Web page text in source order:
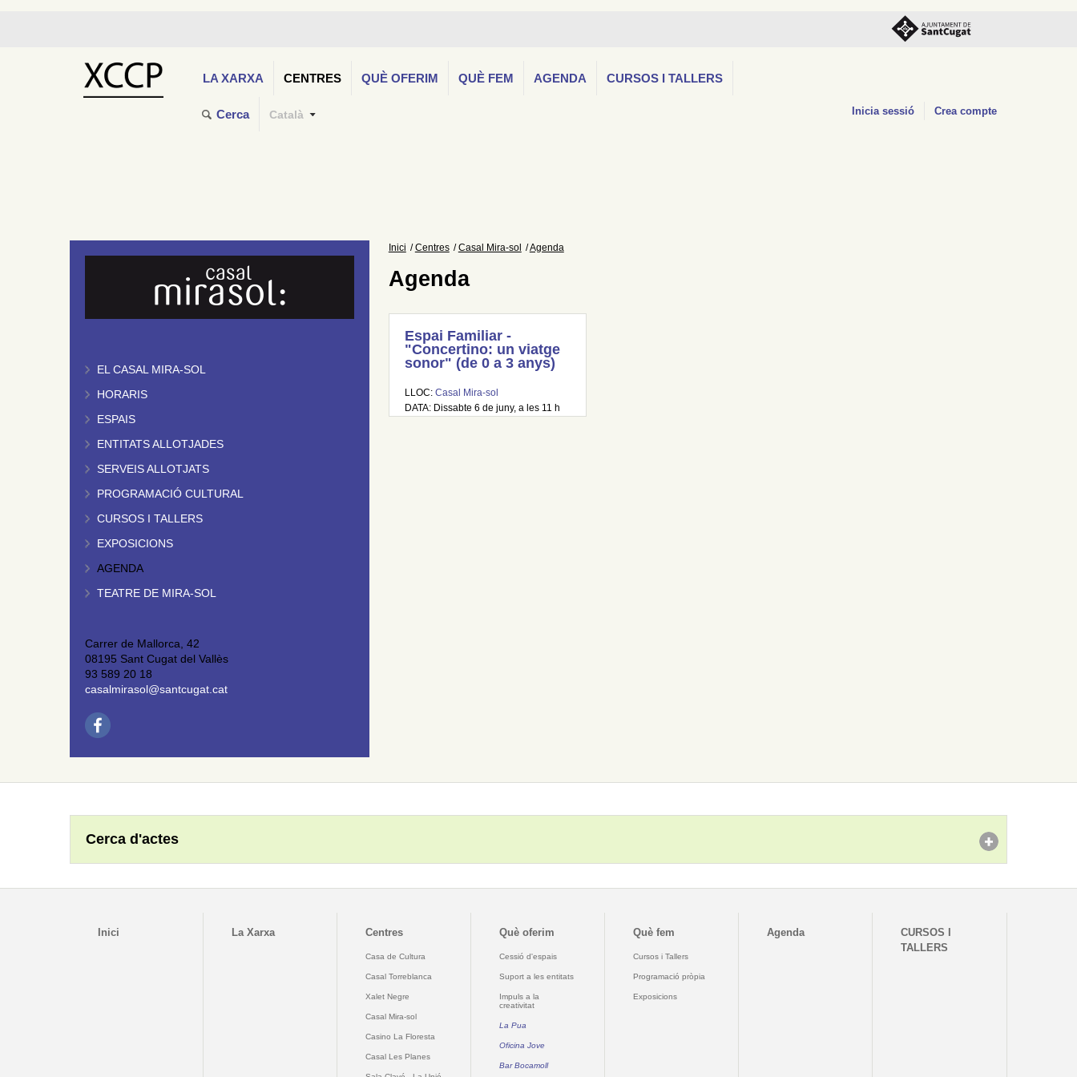
LA XARXA CENTRES QUÈ OFERIM QUÈ FEM AGENDA CURSOS I TALLERS
Cerca Català Inicia sessió Crea compte
EL CASAL MIRA-SOL
HORARIS
ESPAIS
ENTITATS ALLOTJADES
SERVEIS ALLOTJATS
PROGRAMACIÓ CULTURAL
CURSOS I TALLERS
EXPOSICIONS
AGENDA
TEATRE DE MIRA-SOL
Carrer de Mallorca, 42
08195 Sant Cugat del Vallès
93 589 20 18
casalmirasol@santcugat.cat
Inici Centres Casal Mira-sol Agenda
Agenda
Espai Familiar -
"Concertino: un viatge
sonor" (de 0 a 3 anys)
LLOC: Casal Mira-sol
DATA: Dissabte 6 de juny, a les 11 h
Cerca d'actes
Inici La Xarxa Centres
Casa de Cultura
Casal Torreblanca
Xalet Negre
Casal Mira-sol
Casino La Floresta
Casal Les Planes
Què oferim
Cessió d'espais
Suport a les entitats
Impuls a la
creativitat
La Pua
Oficina Jove
Bar Bocamoll
Què fem
Cursos i Tallers
Programació pròpia
Exposicions
Agenda
CURSOS I
TALLERS